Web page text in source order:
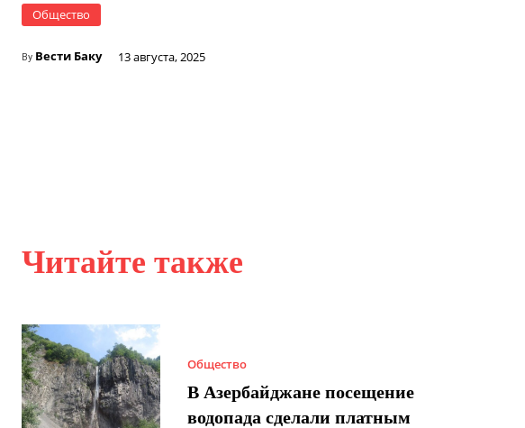
Общество
By Вести Баку 13 августа, 2025
Читайте также
Общество
В Азербайджане посещение
водопада сделали платным